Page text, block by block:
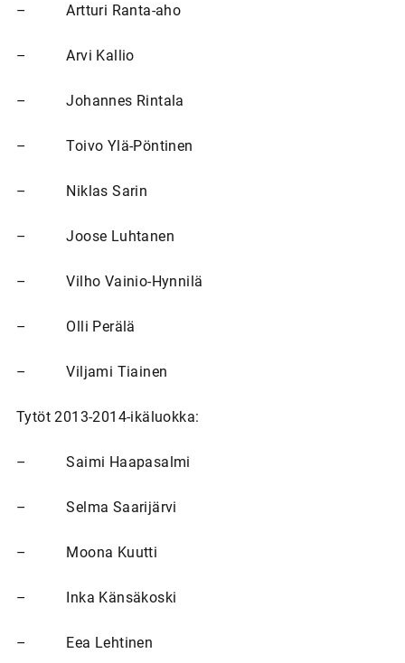
– Artturi Ranta-aho
– Arvi Kallio
– Johannes Rintala
– Toivo Ylä-Pöntinen
– Niklas Sarin
– Joose Luhtanen
– Vilho Vainio-Hynnilä
– Olli Perälä
– Viljami Tiainen
Tytöt 2013-2014-ikäluokka:
– Saimi Haapasalmi
– Selma Saarijärvi
– Moona Kuutti
– Inka Känsäkoski
– Eea Lehtinen